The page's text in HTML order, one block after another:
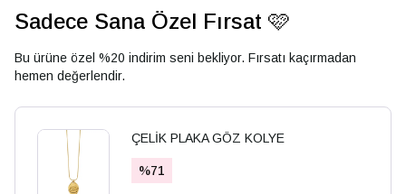
Sadece Sana Özel Fırsat 🩷
Bu ürüne özel %20 indirim seni bekliyor. Fırsatı kaçırmadan
hemen değerlendir.
ÇELİK PLAKA GÖZ KOLYE
%71